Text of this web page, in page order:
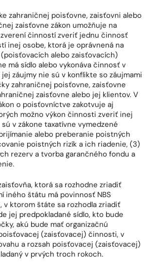
zahraničnej poisťovne, zaisťovni alebo
zaisťovne zákon umožňuje na
zverení činností zveriť jednu činnosť
inej osobe, ktorá je oprávnená na
alebo zaisťovacích)
má sídlo alebo vykonáva činnosť v
záujmy nie sú v konflikte so záujmami
zahraničnej poisťovne, zaisťovne
zaisťovne alebo jej klientov. V
o poisťovníctve zakotvuje aj
možno výkon činnosti zveriť inej
v zákone taxatívne vymedzené
alebo preberanie poistných
poistných rizík a ich riadenie, (3)
rezerv a tvorba garančného fondu a
ktorá sa rozhodne zriadiť
iného štátu má povinnosť NBS
v ktorom štáte sa rozhodla zriadiť
jej predpokladané sídlo, kto bude
akú bude mať organizačnú
(zaisťovacej) činnosti, v
a rozsah poisťovacej (zaisťovacej)
v prvých troch rokoch.